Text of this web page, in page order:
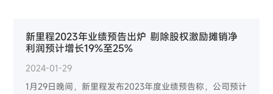
新里程2023年业绩预告出炉 剔除股权激励摊销净
利润预计增长19%至25%
2024-01-29
1月29日晚间，新里程发布2023年度业绩预告称，公司预计